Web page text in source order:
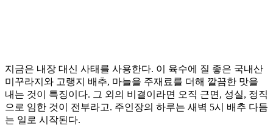
지금은 내장 대신 사태를 사용한다. 이 육수에 질 좋은 국내산
미꾸라지와 고랭지 배추, 마늘을 주재료를 더해 깔끔한 맛을
내는 것이 특징이다. 그 외의 비결이라면 오직 근면, 성실, 정직
으로 임한 것이 전부라고. 주인장의 하루는 새벽 5시 배추 다듬
는 일로 시작된다.